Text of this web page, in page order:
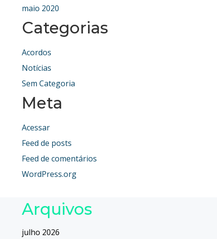
maio 2020
Categorias
Acordos
Notícias
Sem Categoria
Meta
Acessar
Feed de posts
Feed de comentários
WordPress.org
Arquivos
julho 2026